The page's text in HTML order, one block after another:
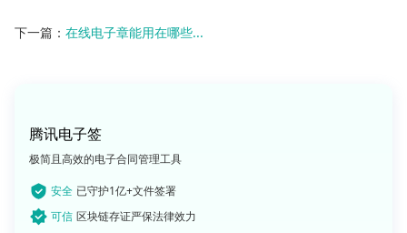
下一篇： 在线电子章能用在哪些...
腾讯电子签
极简且高效的电子合同管理工具
安全 已守护1亿+文件签署
可信 区块链存证严保法律效力